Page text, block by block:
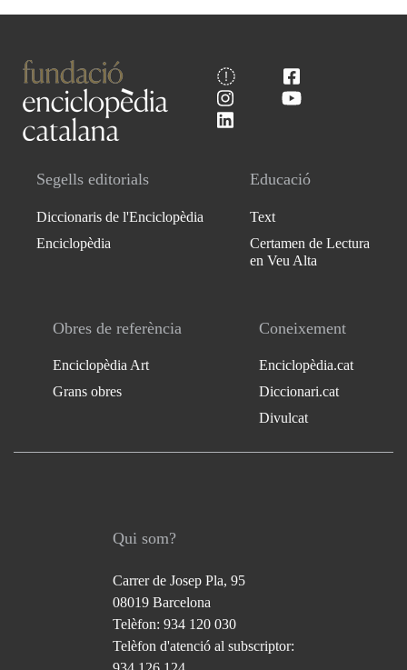
Segells editorials
Diccionaris de l'Enciclopèdia
Enciclopèdia
Educació
Text
Certamen de Lectura
en Veu Alta
Obres de referència
Enciclopèdia Art
Grans obres
Coneixement
Enciclopèdia.cat
Diccionari.cat
Divulcat
Qui som?
Carrer de Josep Pla, 95
08019 Barcelona
Telèfon: 934 120 030
Telèfon d'atenció al subscriptor: